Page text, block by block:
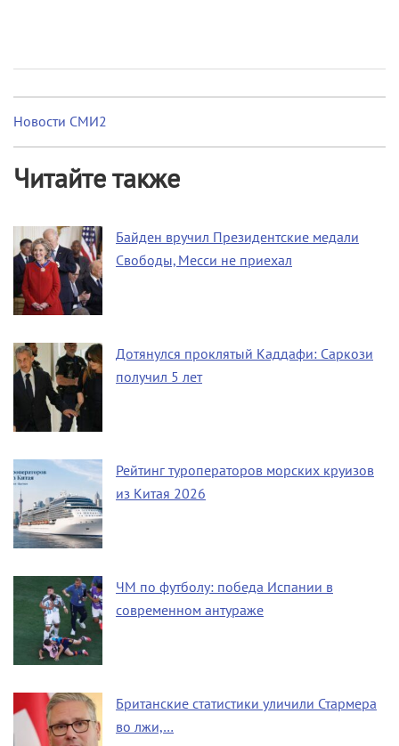
Новости СМИ2
Читайте также
Байден вручил Президентские медали
Свободы, Месси не приехал
Дотянулся проклятый Каддафи: Саркози
получил 5 лет
Рейтинг туроператоров морских круизов
из Китая 2026
ЧМ по футболу: победа Испании в
современном антураже
Британские статистики уличили Стармера
во лжи,…